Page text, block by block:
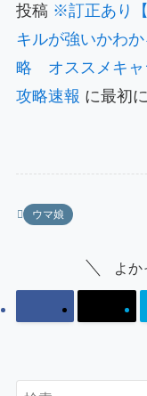
投稿 ※訂正あり
キルが強いかわ
略 オススメキャ
攻略速報 に最初
ウマ娘
よか